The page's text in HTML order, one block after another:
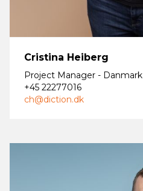
Cristina Heiberg
Project Manager - Danmark
+45 22277016
ch@diction.dk